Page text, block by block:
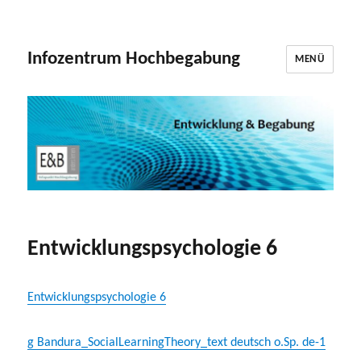
Infozentrum Hochbegabung MENÜ
Entwicklungspsychologie 6
Entwicklungspsychologie 6
g Bandura_SocialLearningTheory_text deutsch o.Sp. de-1